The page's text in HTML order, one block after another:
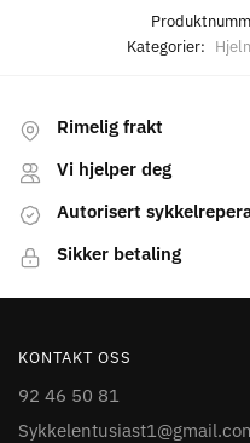
Kategorier:
Rimelig frakt
Vi hjelper deg
Autorisert
Sikker betaling
KONTAKT OSS
92 46 50 81